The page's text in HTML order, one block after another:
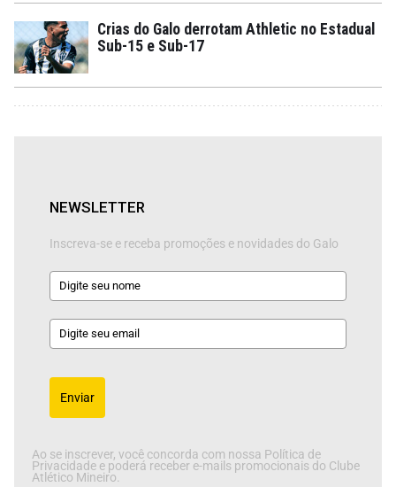
Crias do Galo derrotam Athletic no Estadual
Sub-15 e Sub-17
NEWSLETTER
Inscreva-se e receba promoções e novidades do Galo
Enviar
Ao se inscrever, você concorda com nossa Política de
Privacidade e poderá receber e-mails promocionais do Clube
Atlético Mineiro.